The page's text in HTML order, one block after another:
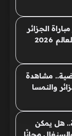
الجزائر
2026
مشاهدة
والنمسا
هل يمكن
مجانًا